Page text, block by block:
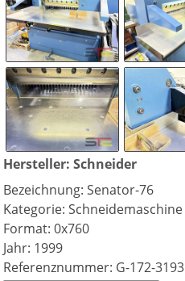
Hersteller: Schneider
Bezeichnung: Senator-76
Kategorie: Schneidemaschine
Format: 0x760
Jahr: 1999
Referenznummer: G-172-3193